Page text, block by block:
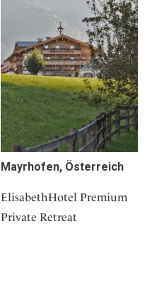
Mayrhofen, Österreich
ElisabethHotel Premium
Private Retreat